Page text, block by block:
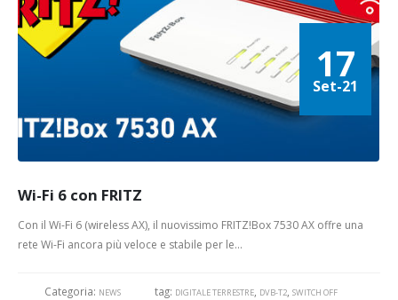
17
Set-21
Wi-Fi 6 con FRITZ
Con il Wi-Fi 6 (wireless AX), il nuovissimo FRITZ!Box 7530 AX offre una
rete Wi-Fi ancora più veloce e stabile per le...
Categoria: NEWS tag: DIGITALE TERRESTRE, DVB-T2, SWITCH OFF